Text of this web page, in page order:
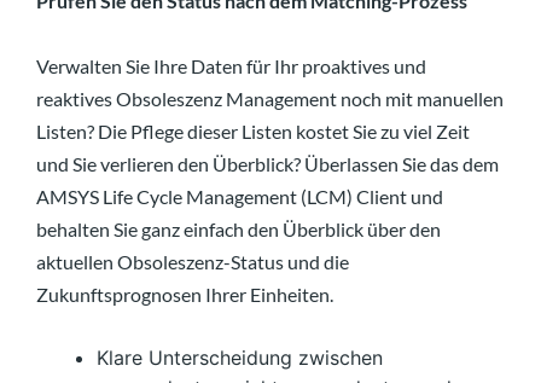
Verwalten Sie Ihre Daten für Ihr proaktives und
reaktives Obsoleszenz Management noch mit manuellen
Listen? Die Pflege dieser Listen kostet Sie zu viel Zeit
und Sie verlieren den Überblick? Überlassen Sie das dem
AMSYS Life Cycle Management (LCM) Client und
behalten Sie ganz einfach den Überblick über den
aktuellen Obsoleszenz-Status und die
Zukunftsprognosen Ihrer Einheiten.
Klare Unterscheidung zwischen